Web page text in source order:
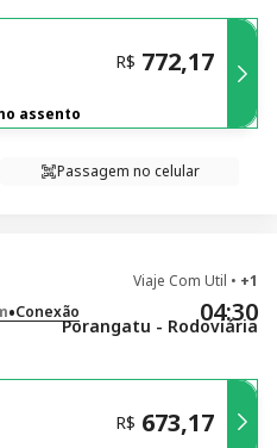
R$ 772,17
assento
Passagem no celular
Viaje Com Util • +1
•Conexão 04:30
Porangatu - Rodoviária
R$ 673,17